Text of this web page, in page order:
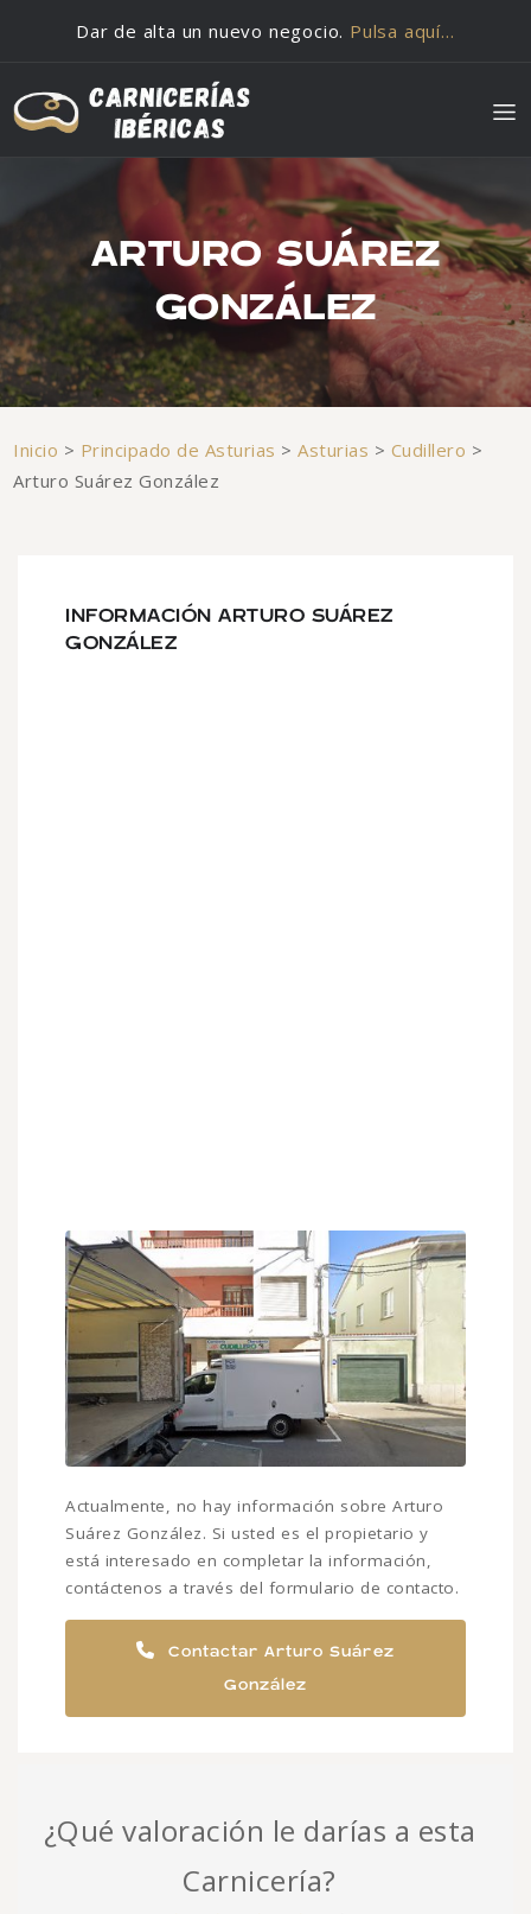
Dar de alta un nuevo negocio. Pulsa aquí…
ARTURO SUÁREZ
GONZÁLEZ
Inicio > Principado de Asturias >Asturias > Cudillero >
Arturo Suárez González
INFORMACIÓN ARTURO SUÁREZ
GONZÁLEZ
Actualmente, no hay información sobre Arturo
Suárez González. Si usted es el propietario y
está interesado en completar la información,
contáctenos a través del formulario de contacto.
Contactar Arturo Suárez
González
¿Qué valoración le darías a esta
Carnicería?